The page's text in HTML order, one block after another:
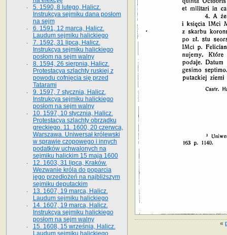
«
5. 1590, 8 lutego, Halicz.
Instrukcya sejmiku dana posłom
na sejm
6. 1591, 12 marca, Halicz.
Laudum sejmiku halickiego
7. 1592, 31 lipca, Halicz.
Instrukcya sejmiku halickiego
posłom na sejm walny
8. 1594, 26 sierpnia, Halicz.
Protestacya szlachty ruskiej z
powodu cofnięcia się przed
Tatarami
9. 1597, 7 stycznia, Halicz.
Instrukcya sejmiku halickiego
posłom na sejm walny
10. 1597, 10 stycznia, Halicz.
Protestacya szlachty obrządku
greckiego. 11. 1600, 20 czerwca,
Warszawa. Uniwersał królewski
w sprawie czopowego i innych
podatków uchwalonych na
sejmiku halickim 15 maja 1600
12. 1603, 31 lipca, Kraków.
Wezwanie króla do poparcia
jego przedłożeń na najbliższym
sejmiku deputackim
13. 1607, 19 marca, Halicz.
Laudum sejmiku halickiego
14. 1607, 19 marca, Halicz.
Instrukcya sejmiku halickiego
posłom na sejm walny
15. 1608, 15 września, Halicz.
Laudum sejmiku halickiego